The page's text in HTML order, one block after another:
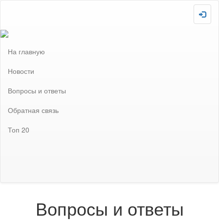
На главную
Новости
Вопросы и ответы
Обратная связь
Топ 20
Вопросы и ответы